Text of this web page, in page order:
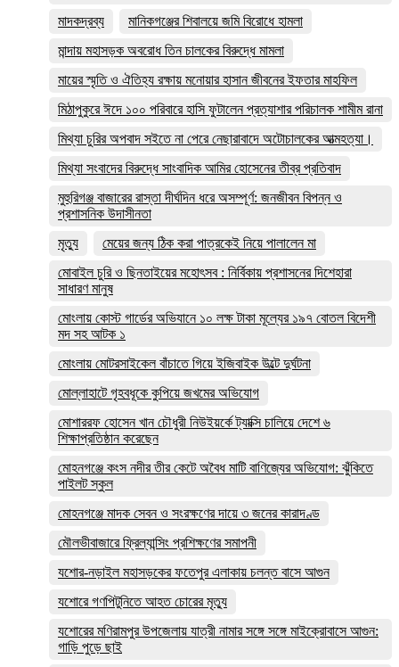
মাদকদ্রব্য
মানিকগঞ্জের শিবালয়ে জমি বিরোধে হামলা
মান্দায় মহাসড়ক অবরোধ তিন চালকের বিরুদ্ধে মামলা
মায়ের স্মৃতি ও ঐতিহ্য রক্ষায় মনোয়ার হাসান জীবনের ইফতার মাহফিল
মিঠাপুকুরে ঈদে ১০০ পরিবারে হাসি ফুটালেন প্রত্যাশার পরিচালক শামীম রানা
মিথ্যা চুরির অপবাদ সইতে না পেরে নেছারাবাদে অটোচালকের আত্মহত্যা।
মিথ্যা সংবাদের বিরুদ্ধে সাংবাদিক আমির হোসেনের তীব্র প্রতিবাদ
মুহুরিগঞ্জ বাজারের রাস্তা দীর্ঘদিন ধরে অসম্পূর্ণ: জনজীবন বিপন্ন ও
প্রশাসনিক উদাসীনতা
মৃত্যু
মেয়ের জন্য ঠিক করা পাত্রকেই নিয়ে পালালেন মা
মোবাইল চুরি ও ছিনতাইয়ের মহোৎসব : নির্বিকায় প্রশাসনের দিশেহারা
সাধারণ মানুষ
মোংলায় কোস্ট গার্ডের অভিযানে ১০ লক্ষ টাকা মূল্যের ১৯৭ বোতল বিদেশী
মদ সহ আটক ১
মোংলায় মোটরসাইকেল বাঁচাতে গিয়ে ইজিবাইক উল্টে দুর্ঘটনা
মোল্লাহাটে গৃহবধূকে কুপিয়ে জখমের অভিযোগ
মোশাররফ হোসেন খান চৌধুরী নিউইয়র্কে ট্যাক্সি চালিয়ে দেশে ৬
শিক্ষাপ্রতিষ্ঠান করেছেন
মোহনগঞ্জে কংস নদীর তীর কেটে অবৈধ মাটি বাণিজ্যের অভিযোগ: ঝুঁকিতে
পাইলট স্কুল
মোহনগঞ্জে মাদক সেবন ও সংরক্ষণের দায়ে ৩ জনের কারাদণ্ড
মৌলভীবাজারে ফ্রিল্যান্সিং প্রশিক্ষণের সমাপনী
যশোর-নড়াইল মহাসড়কের ফতেপুর এলাকায় চলন্ত বাসে আগুন
যশোরে গণপিটুনিতে আহত চোরের মৃত্যু
যশোরের মণিরামপুর উপজেলায় যাত্রী নামার সঙ্গে সঙ্গে মাইক্রোবাসে আগুন:
গাড়ি পুড়ে ছাই